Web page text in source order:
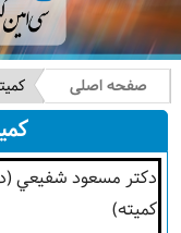
صفحه اصلی
دکتر مسعود شفيعي
کميته)